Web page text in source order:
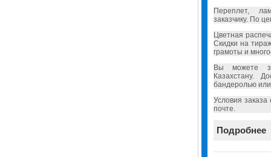
Переплет,
заказчику. По
Цветная
Скидки на
грамоты и
Вы можете
Казахстану.
бандеролью
Условия заказа
почте.
Подробнее